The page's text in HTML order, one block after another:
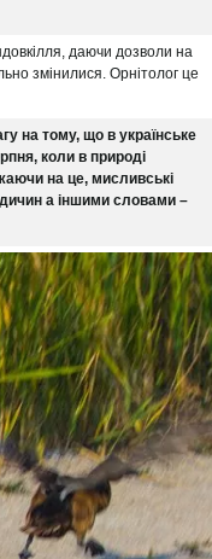
даючи дозволи на
змінилися. Орнітолог це
на тому, що в українське
коли в природі
на це, мисливські
а іншими словами –